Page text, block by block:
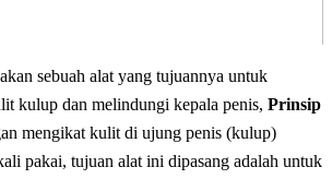
sebuah alat yang tujuannya untuk
kulup dan melindungi kepala penis, Prinsip
mengikat kulit di ujung penis (kulup)
pakai, tujuan alat ini dipasang adalah untuk